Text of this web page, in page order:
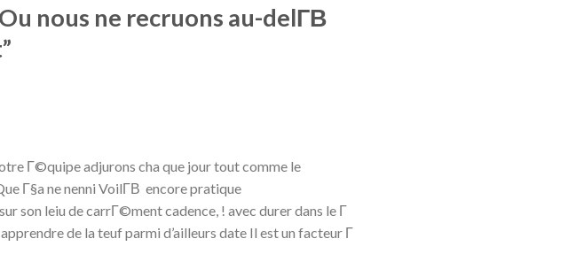
nous ne recruons au-delГ­В
Г©quipe adjurons cha que jour tout comme le
Г§a ne nenni VoilГ­В encore pratique
son leiu de carrГ©ment cadence, ! avec durer dans le Г
de la teuf parmi d’ailleurs date Il est un facteur Г